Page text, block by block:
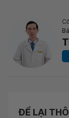
ĐỂ LẠI